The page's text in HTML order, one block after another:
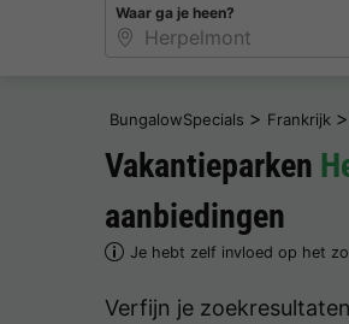
Waar ga je heen?
BungalowSpecials > Frankrijk >
Vakantieparken
aanbiedingen
Je hebt zelf invloed op het
Verfijn je zoekresultaten